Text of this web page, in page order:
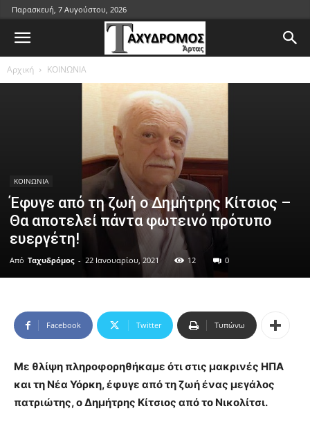
Παρασκευή, 7 Αυγούστου, 2026
Αρχική ΚΟΙΝΩΝΙΑ
ΚΟΙΝΩΝΙΑ
Έφυγε από τη ζωή ο Δημήτρης Κίτσιος –
Θα αποτελεί πάντα φωτεινό πρότυπο
ευεργέτη!
Από Ταχυδρόμος - 22 Ιανουαρίου, 2021 12 0
Facebook Twitter Τυπώνω
Με θλίψη πληροφορηθήκαμε ότι στις μακρινές ΗΠΑ
και τη Νέα Υόρκη, έφυγε από τη ζωή ένας μεγάλος
πατριώτης, ο Δημήτρης Κίτσιος από το Νικολίτσι.